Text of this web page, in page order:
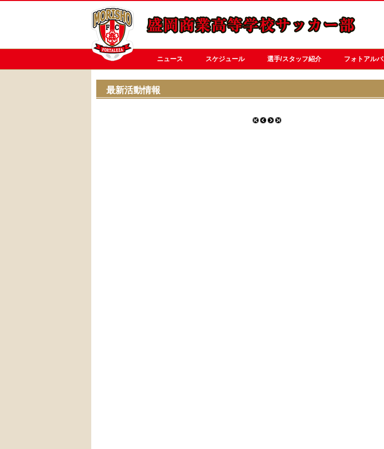
ニュース スケジュール 選手/スタッフ紹介 フォトアル
最新活動情報